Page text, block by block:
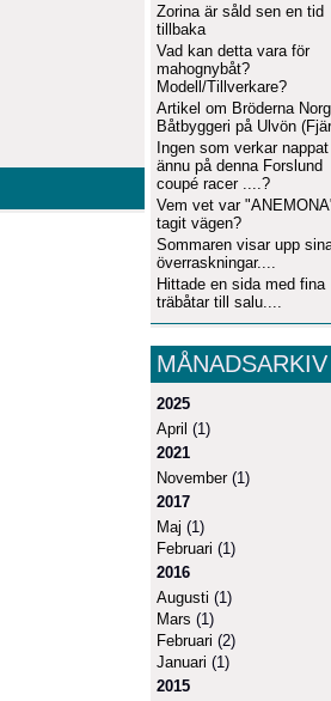
Zorina är såld sen en tid
tillbaka
Vad kan detta vara för
mahognybåt?
Modell/Tillverkare?
Artikel om Bröderna
Båtbyggeri på Ulvön
Ingen som verkar nappat
ännu på denna Forslund
coupé racer ....?
Vem vet var
tagit vägen?
Sommaren visar upp
överraskningar....
Hittade en sida med fina
träbåtar till salu....
MÅNADSARKIV
2025
April (1)
2021
November(1)
2017
Maj (1)
Februari (1)
2016
Augusti (1)
Mars (1)
Februari (2)
Januari (1)
2015